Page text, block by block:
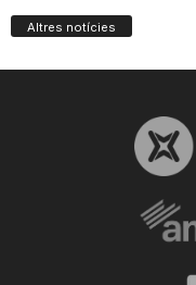
Altres notícies